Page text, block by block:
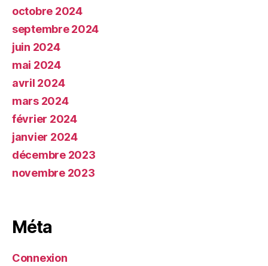
octobre 2024
septembre 2024
juin 2024
mai 2024
avril 2024
mars 2024
février 2024
janvier 2024
décembre 2023
novembre 2023
Méta
Connexion